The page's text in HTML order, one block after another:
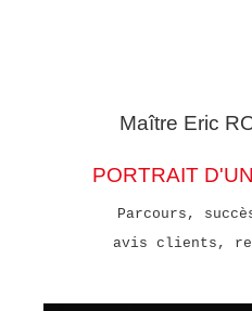
Maître Eric
PORTRAIT
Parcours,
avis clients,